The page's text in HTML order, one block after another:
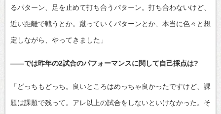
るパターン、足を止めて打ち合うパターン。打ち合わないけど、
近い距離で戦うとか。蹴っていくパターンとか、本当に色々と想
定しながら、やってきました」
――では昨年の2試合のパフォーマンスに関して自己採点は?
「どっちもどっち。良いところはめっちゃ良かったですけど、課
題は課題で残って。アレ以上の試合をしないといけなかった。そ